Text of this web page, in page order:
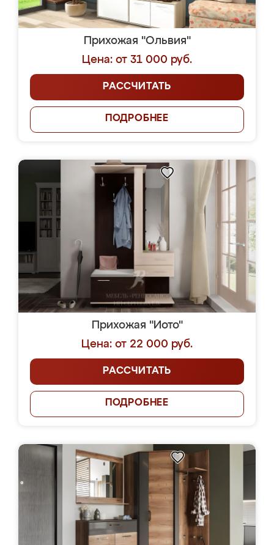
Прихожая "Ольвия"
Цена: от 31 000 руб.
РАССЧИТАТЬ
ПОДРОБНЕЕ
Прихожая "Иото"
Цена: от 22 000 руб.
РАССЧИТАТЬ
ПОДРОБНЕЕ